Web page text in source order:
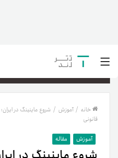
خانه / آموزش / شروع ماینینگ در
قانونی
آموزش مقاله